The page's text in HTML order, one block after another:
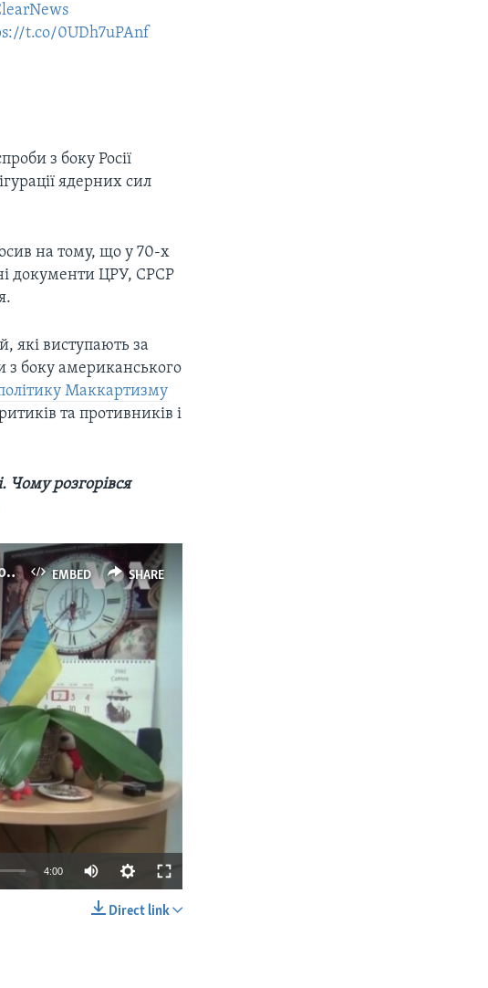
t.co/0UDh7uPAnf
з боку Росії
ядерних сил
на тому, що у 70-х
документи ЦРУ, СРСР
які виступають за
з боку американського
Маккартизму
та противників і
Чому розгорівся
EMBED SHARE
Закриття Офісу Інституту Кеннана в Києві. Чому розгорівся конфлікт та якими будуь наслідки для української науки? Відео
4:00
Direct link